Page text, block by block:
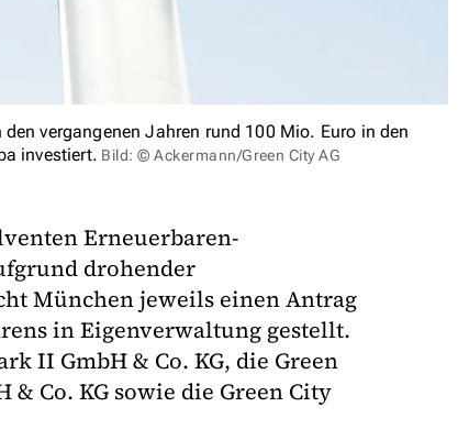
vergangenen Jahren rund 100 Mio. Euro in den
investiert. Bild: © Ackermann/Green City AG
Erneuerbaren-
drohender
München jeweils einen Antrag
in Eigenverwaltung gestellt.
II GmbH & Co. KG, die Green
Co. KG sowie die Green City